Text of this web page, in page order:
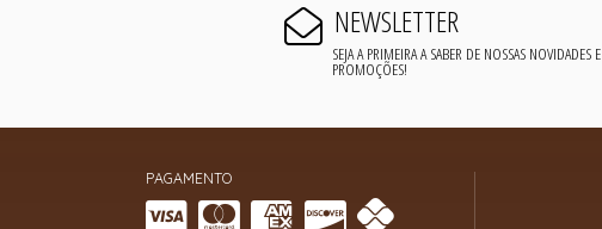
NEWSLETTER
SEJA A PRIMEIRA A SABER DE NOSSAS NOVIDADES E
PROMOÇÕES!
PAGAMENTO